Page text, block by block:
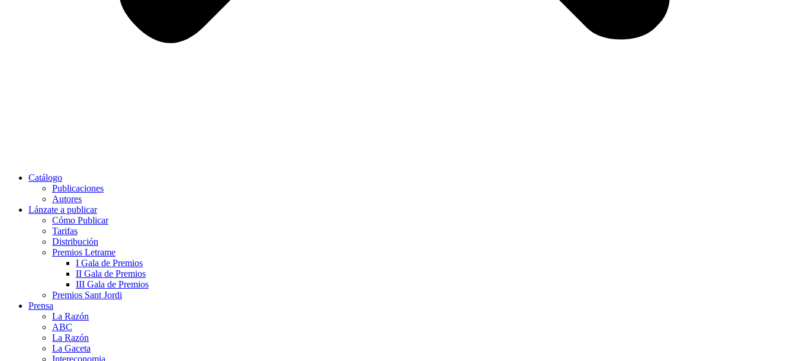
Catálogo
Publicaciones
Autores
Lánzate a publicar
Cómo Publicar
Tarifas
Distribución
Premios Letrame
I Gala de Premios
II Gala de Premios
III Gala de Premios
Premios Sant Jordi
Prensa
La Razón
ABC
La Razón
La Gaceta
Intereconomia